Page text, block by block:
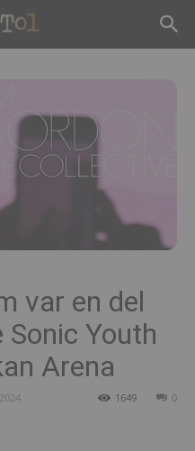
var en del
Youth
Arena
0
1649